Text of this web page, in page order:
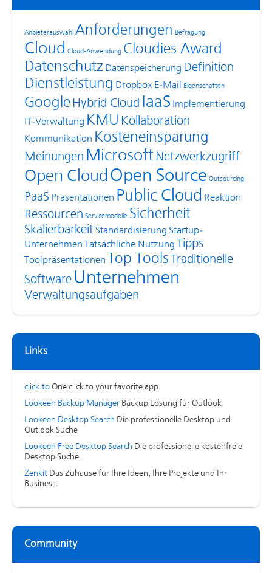
Anbieterauswahl Anforderungen Befragung
Cloud Cloud-Anwendung Cloudies Award
Datenschutz Datenspeicherung Definition
Dienstleistung Dropbox E-Mail Eigenschaften
Google Hybrid Cloud IaaS Implementierung
IT-Verwaltung KMU Kollaboration
Kommunikation Kosteneinsparung
Meinungen Microsoft Netzwerkzugriff
Open CloudOpen Source Outsourcing
PaaS Präsentationen Public Cloud Reaktion
Ressourcen Servicemodelle Sicherheit
Skalierbarkeit Standardisierung Startup-
Unternehmen Tatsächliche Nutzung Tipps
Toolpräsentationen Top Tools
Traditionelle
Software Unternehmen
Verwaltungsaufgaben
Links
click.to One click to your favorite app
Lookeen Backup Manager Backup Lösung für Outlook
Lookeen Desktop Search Die professionelle Desktop und
Outlook Suche
Lookeen Free Desktop Search Die professionelle kostenfreie
Desktop Suche
Zenkit Das Zuhause für Ihre Ideen, Ihre Projekte und Ihr
Business.
Community